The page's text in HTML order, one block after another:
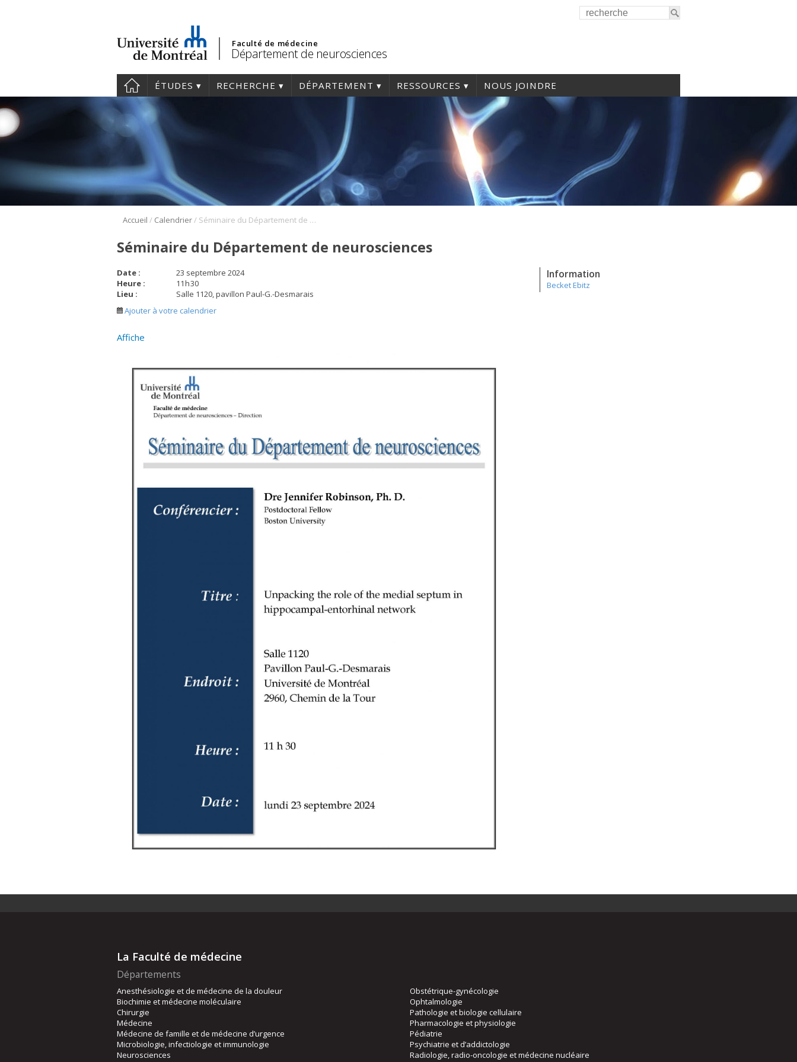
Faculté de médecine
Département de neurosciences
ÉTUDES RECHERCHE DÉPARTEMENT RESSOURCES NOUS JOINDRE
Accueil / Calendrier/ Séminaire du Département de neurosciences
Séminaire du Département de neurosciences
Date :
23 septembre 2024
Heure :
11h30
Lieu :
Salle 1120, pavillon Paul-G.-Desmarais
Ajouter à votre calendrier
Information
Becket Ebitz
Affiche
La Faculté de médecine
Départements
Anesthésiologie et de médecine de la douleur
Biochimie et médecine moléculaire
Chirurgie
Médecine
Médecine de famille et de médecine d’urgence
Microbiologie, infectiologie et immunologie
Neurosciences
Obstétrique-gynécologie
Ophtalmologie
Pathologie et biologie cellulaire
Pharmacologie et physiologie
Pédiatrie
Psychiatrie et d’addictologie
Radiologie, radio-oncologie et médecine nucléaire